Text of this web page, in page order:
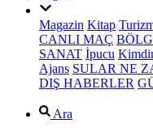
Magazin Kitap
CANLI MAÇ
SANAT İpucu
Ajans SULAR NE
DIŞ HABERLER
Ara